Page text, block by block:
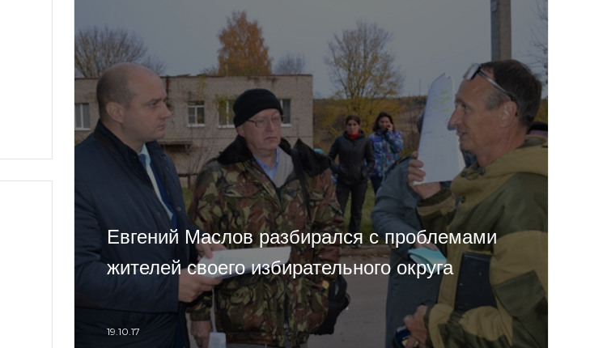
Евгений Маслов разбирался с проблемами
жителей своего избирательного округа
19.10.17